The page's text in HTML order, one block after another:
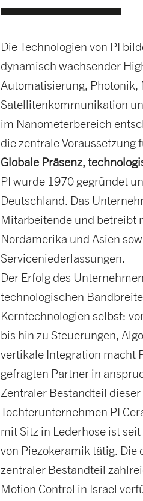
Die Technologien von PI
dynamisch wachsender
Automatisierung,
Satellitenkommunikation
im Nanometerbereich
die zentrale Voraussetzung
Globale Präsenz,
PI wurde 1970 gegründet
Deutschland. Das
Mitarbeitende und betreibt
Nordamerika und Asien
Serviceniederlassungen.
Der Erfolg des
technologischen
Kerntechnologien selbst:
bis hin zu Steuerungen,
vertikale Integration macht
gefragten Partner in
Zentraler Bestandteil
Tochterunternehmen PI
mit Sitz in Lederhose ist
von Piezokeramik tätig.
zentraler Bestandteil
Motion Control in Israel